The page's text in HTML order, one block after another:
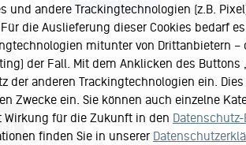
22767
andere Trackingtechnologien (z.B.
die Auslieferung dieser Cookies bedarf
mitunter von Drittanbietern –
der Fall. Mit dem Anklicken des Buttons
anderen Trackingtechnologien ein.
Zwecke ein. Sie können auch einzelne
für die Zukunft in den
finden Sie in unserer